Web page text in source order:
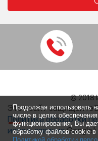
© 2018
Этот сайт защищен
Политика обработки
использованияGoogle.';
Продолжая использовать
числе в целях
функционирования, Вы
обработку файлов cookie в